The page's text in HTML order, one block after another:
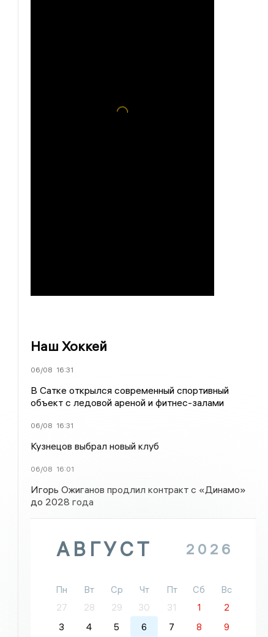
Наш Хоккей
06/08 16:31
В Сатке открылся современный спортивный
объект с ледовой ареной и фитнес-залами
06/08 16:31
Кузнецов выбрал новый клуб
06/08 16:01
Игорь Ожиганов продлил контракт с «Динамо»
до 2028 года
АВГУСТ 2026
Пн Вт Ср Чт Пт Сб
Вс
27
28 29 30 31 1
2
3
4 5 6 7 8
9